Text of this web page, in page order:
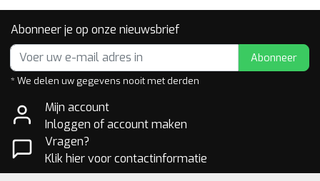
Abonneer je op onze nieuwsbrief
Abonneer
* We delen uw gegevens nooit met derden
Mijn account
Inloggen of account maken
Vragen?
Klik hier voor contactinformatie